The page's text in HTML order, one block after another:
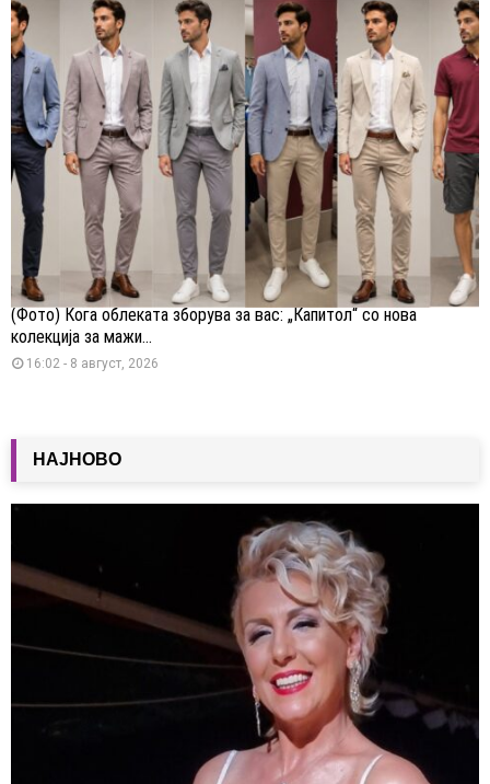
(Фото) Кога облеката зборува за вас: „Капитол“ со нова
колекција за мажи...
16:02 - 8 август, 2026
НАЈНОВО